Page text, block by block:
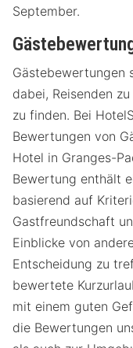
September.
Gästebewertungen
dabei, Reisenden
zu finden. Bei
Bewertungen von
Hotel in Granges-
Bewertung enthält
basierend auf
Gastfreundschaft
Einblicke von
Entscheidung zu
bewertete
mit einem guten
die Bewertungen